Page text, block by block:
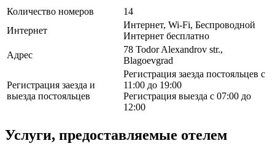
Количество номеров
14
Интернет
Интернет, Wi-Fi, Беспроводной
Интернет бесплатно
Адрес
78 Todor Alexandrov str.,
Blagoevgrad
Регистрация заезда и
выезда постояльцев
Регистрация заезда постояльцев с
11:00 до 19:00
Регистрация выезда с 07:00 до
12:00
Услуги, предоставляемые отелем